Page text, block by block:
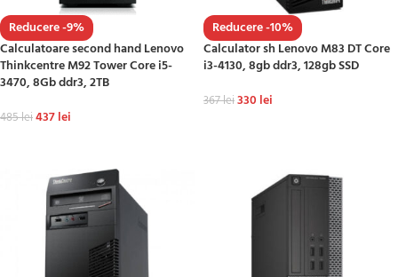
Reducere -9%
Calculatoare second hand Lenovo
Thinkcentre M92 Tower Core i5-
3470, 8Gb ddr3, 2TB
485lei437lei
Reducere -10%
Calculator sh Lenovo M83 DT Core
i3-4130, 8gb ddr3, 128gb SSD
367lei330 lei